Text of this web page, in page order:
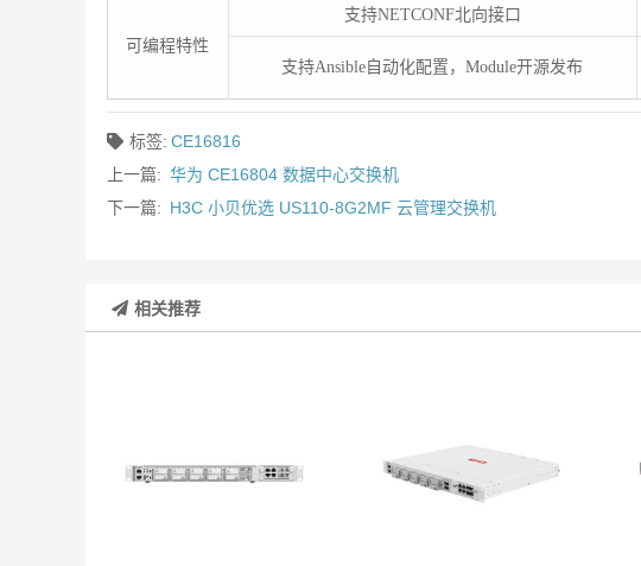
可编程特性
支持NETCONF北向接口
支持Ansible自动化配置，Module开源发布
标签: CE16816
上一篇: 华为 CE16804 数据中心交换机
下一篇: H3C 小贝优选 US110-8G2MF 云管理交换机
相关推荐